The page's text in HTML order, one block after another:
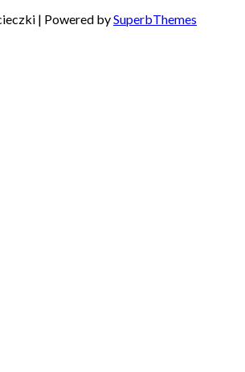
| Powered bySuperbThemes